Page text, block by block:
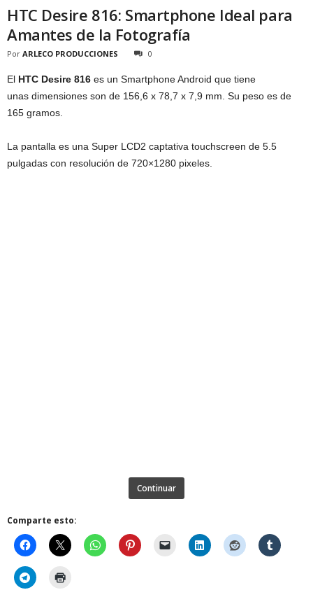
HTC Desire 816: Smartphone Ideal para
Amantes de la Fotografía
Por ARLECO PRODUCCIONES 0
El HTC Desire 816 es un Smartphone Android que tiene
unas dimensiones son de 156,6 x 78,7 x 7,9 mm. Su peso es de
165 gramos.
La pantalla es una Super LCD2 captativa touchscreen de 5.5
pulgadas con resolución de 720×1280 pixeles.
Continuar
Comparte esto: